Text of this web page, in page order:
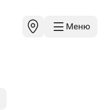
Меню